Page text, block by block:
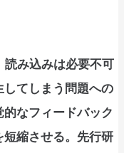
読み込みは必要不可
てしまう問題への
なフィードバック
縮させる。先行研